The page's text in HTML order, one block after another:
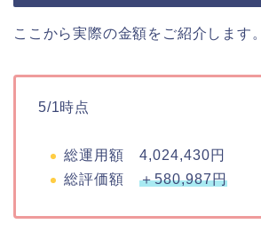
ここから実際の金額をご紹介します。
5/1時点
総運用額 4,024,430円
総評価額 ＋580,987円